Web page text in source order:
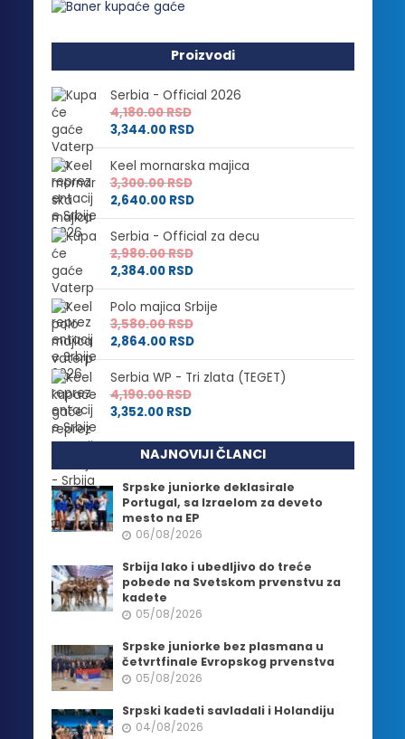
Proizvodi
Serbia - Official 2026
4,180.00RSD
3,344.00 RSD
Keel mornarska majica
3,300.00RSD
2,640.00 RSD
Serbia - Official za decu
2,980.00RSD
2,384.00 RSD
Polo majica Srbije
3,580.00RSD
2,864.00 RSD
Serbia WP - Tri zlata (TEGET)
4,190.00RSD
3,352.00 RSD
NAJNOVIJI ČLANCI
Srpske juniorke deklasirale
Portugal, sa Izraelom za deveto
mesto na EP
06/08/2026
Srbija lako i ubedljivo do treće
pobede na Svetskom prvenstvu za
kadete
05/08/2026
Srpske juniorke bez plasmana u
četvrtfinale Evropskog prvenstva
05/08/2026
Srpski kadeti savladali i Holandiju
04/08/2026